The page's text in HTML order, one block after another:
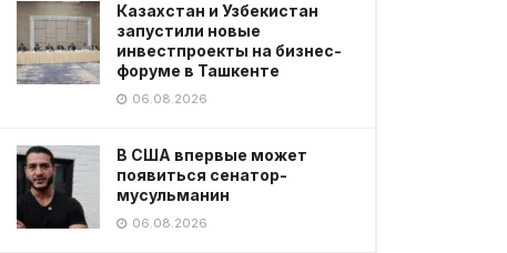
Казахстан и Узбекистан
запустили новые
инвестпроекты на бизнес-
форуме в Ташкенте
06.08.2026
В США впервые может
появиться сенатор-
мусульманин
06.08.2026